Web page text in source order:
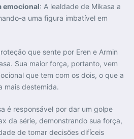
emocional: A lealdade de Mikasa a
a uma figura imbatível em
que sente por Eren e Armin
Sua maior força, portanto, vem
que tem com os dois, o que a
mais destemida.
é responsável por dar um golpe
da série, demonstrando sua força,
de tomar decisões difíceis